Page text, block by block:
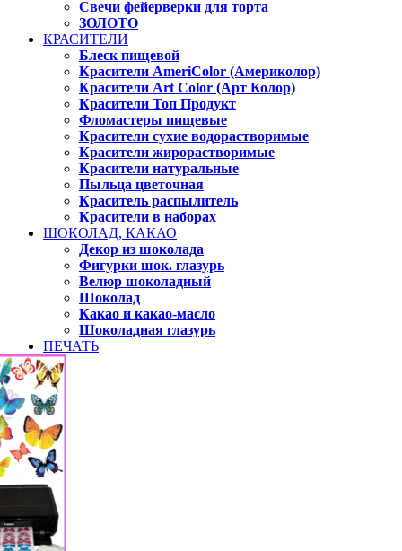
Свечи фейерверки для торта
ЗОЛОТО
КРАСИТЕЛИ
Блеск пищевой
Красители AmeriColor (Америколор)
Красители Art Color (Арт Колор)
Красители Топ Продукт
Фломастеры пищевые
Красители сухие водорастворимые
Красители жирорастворимые
Красители натуральные
Пыльца цветочная
Краситель распылитель
Красители в наборах
ШОКОЛАД, КАКАО
Декор из шоколада
Фигурки шок. глазурь
Велюр шоколадный
Шоколад
Какао и какао-масло
Шоколадная глазурь
ПЕЧАТЬ